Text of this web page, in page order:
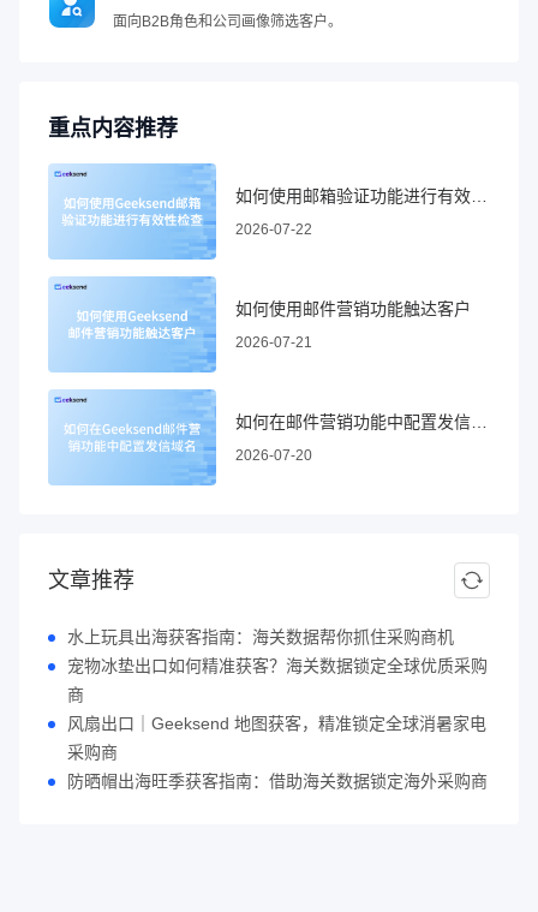
面向B2B角色和公司画像筛选客户。
重点内容推荐
2026-07-22
如何使用邮件营销功能触达客户
2026-07-21
2026-07-20
文章推荐
水上玩具出海获客指南：海关数据帮你抓住采购商机
宠物冰垫出口如何精准获客？海关数据锁定全球优质采购
商
风扇出口｜Geeksend 地图获客，精准锁定全球消暑家电
采购商
防晒帽出海旺季获客指南：借助海关数据锁定海外采购商